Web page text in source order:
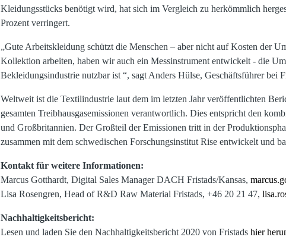
Kleidungsstücks benötigt wird, hat sich im Vergleich zu herkömmlich
Prozent verringert.
„Gute Arbeitskleidung schützt die Menschen – aber nicht auf Kosten der
Kollektion arbeiten, haben wir auch ein Messinstrument entwickelt - die
Bekleidungsindustrie nutzbar ist “, sagt Anders Hülse, Geschäftsführer bei
Weltweit ist die Textilindustrie laut dem im letzten Jahr veröffentlichten
gesamten Treibhausgasemissionen verantwortlich. Dies entspricht den
und Großbritannien. Der Großteil der Emissionen tritt in der
zusammen mit dem schwedischen Forschungsinstitut Rise entwickelt und
Kontakt für weitere Informationen:
Marcus Gotthardt, Digital Sales Manager DACH Fristads/Kansas,
Lisa Rosengren, Head of R&D Raw Material Fristads, +46 20 21 47,
Nachhaltigkeitsbericht:
Lesen und laden Sie den Nachhaltigkeitsbericht 2020 von Fristads hier